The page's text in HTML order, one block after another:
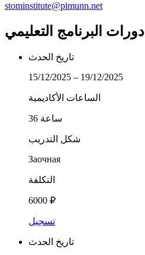
stominstitute@pimunn.net
دورات البرنامج التعليمي
تاريخ الحدث
15/12/2025 – 19/12/2025
الساعات الأكاديمية
36 ساعة
شكل التدريب
Заочная
التكلفة
6000 ₽
تسجيل
تاريخ الحدث